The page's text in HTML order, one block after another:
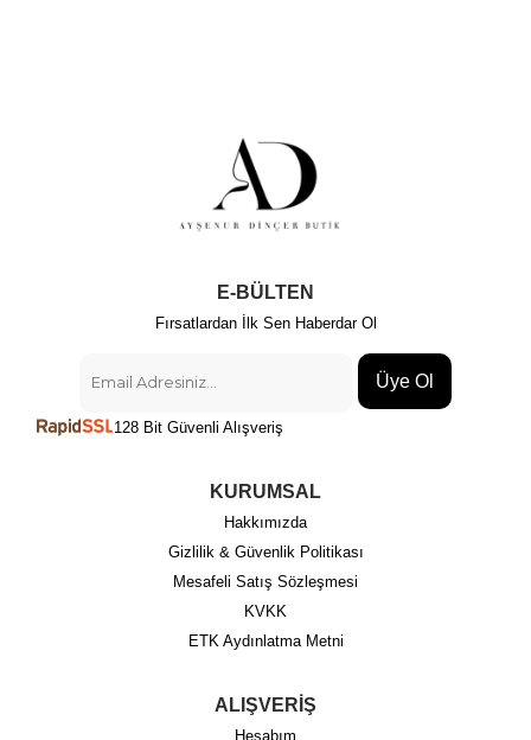
E-BÜLTEN
Fırsatlardan İlk Sen Haberdar Ol
Üye Ol
128 Bit Güvenli Alışveriş
KURUMSAL
Hakkımızda
Gizlilik & Güvenlik Politikası
Mesafeli Satış Sözleşmesi
KVKK
ETK Aydınlatma Metni
ALIŞVERİŞ
Hesabım